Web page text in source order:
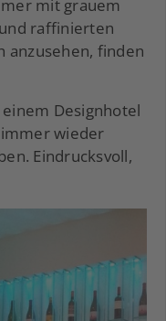
mit grauem
raffinierten
anzusehen, finden
Designhotel
immer wieder
Eindrucksvoll,